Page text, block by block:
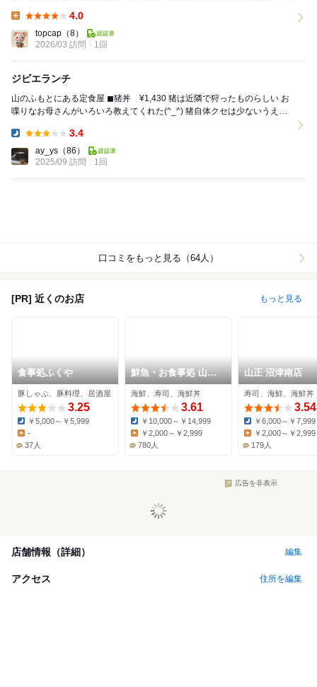
4.0
topcap （8）
2026/03 訪問
1回
ジビエランチ
山のふもとにある定食屋 ◼︎猪丼 ¥1,430 猪は近隣で狩ったものらしい お
喋りなお母さんがいろいろ教えてくれた(^_^) 猪自体クセは少ないうえ、
3.4
ay_ys （86）
2025/09 訪問
1回
口コミをもっと見る（64人）
[PR] 近くのお店 もっと見る
食事処ふくや
豚しゃぶ、豚料理、居酒屋
3.25
Dinner:
￥5,000～￥5,999
Lunch:
-
37人
鮮魚・お食事処 山正
本店
海鮮、寿司、海鮮丼
3.61
Dinner:
￥10,000～￥14,999
￥2,000～￥2,999
780人
山正 沼津南店
寿司、海鮮、海鮮丼
3.54
Dinner:
￥6,000～￥7,999
￥2,000～￥2,999
179人
広告を非表示
店舗情報（詳細） 編集
アクセス 住所を編集